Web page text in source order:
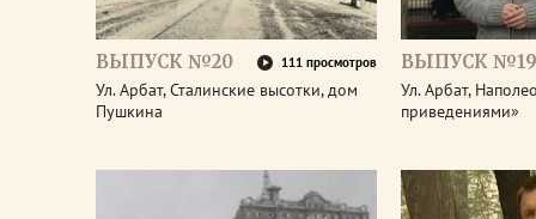
ВЫПУСК №20 111 просмотров
Ул. Арбат, Сталинские высотки, дом
Пушкина
ВЫПУСК №19
Ул. Арбат,
приведениями»